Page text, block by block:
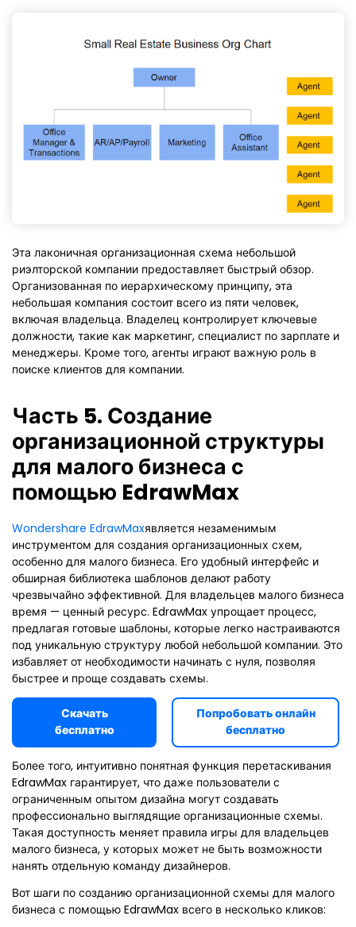
Эта лаконичная организационная схема небольшой
риэлторской компании предоставляет быстрый обзор.
Организованная по иерархическому принципу, эта
небольшая компания состоит всего из пяти человек,
включая владельца. Владелец контролирует ключевые
должности, такие как маркетинг, специалист по зарплате и
менеджеры. Кроме того, агенты играют важную роль в
поиске клиентов для компании.
Часть 5. Создание
организационной структуры
для малого бизнеса с
помощью EdrawMax
Wondershare EdrawMaxявляется незаменимым
инструментом для создания организационных схем,
особенно для малого бизнеса. Его удобный интерфейс и
обширная библиотека шаблонов делают работу
чрезвычайно эффективной. Для владельцев малого бизнеса
время — ценный ресурс. EdrawMax упрощает процесс,
предлагая готовые шаблоны, которые легко настраиваются
под уникальную структуру любой небольшой компании. Это
избавляет от необходимости начинать с нуля, позволяя
быстрее и проще создавать схемы.
Скачать
бесплатно
Попробовать онлайн
бесплатно
Более того, интуитивно понятная функция перетаскивания
EdrawMax гарантирует, что даже пользователи с
ограниченным опытом дизайна могут создавать
профессионально выглядящие организационные схемы.
Такая доступность меняет правила игры для владельцев
малого бизнеса, у которых может не быть возможности
нанять отдельную команду дизайнеров.
Вот шаги по созданию организационной схемы для малого
бизнеса с помощью EdrawMax всего в несколько кликов: